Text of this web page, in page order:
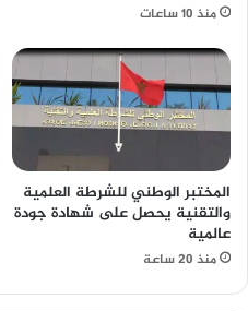
منذ 10 ساعات
المختبر الوطني للشرطة العلمية
والتقنية يحصل على شهادة جودة
عالمية
منذ 20 ساعة